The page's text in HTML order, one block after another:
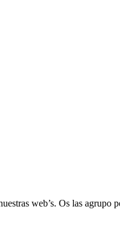
web’s. Os las agrupo